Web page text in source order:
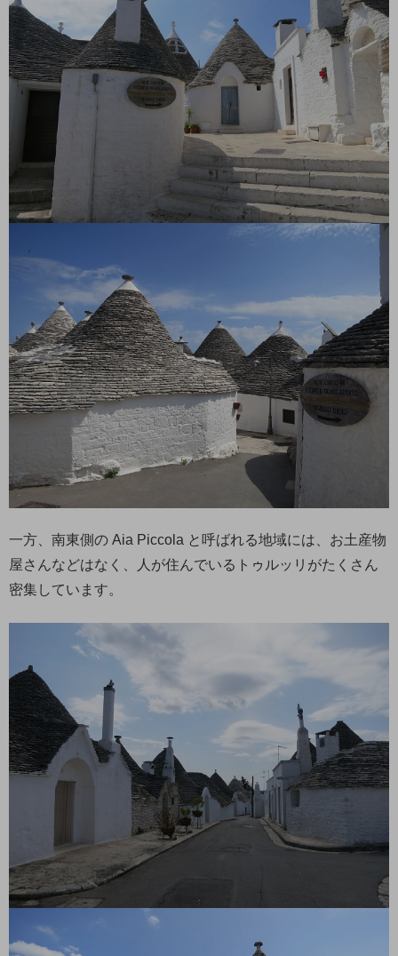
一方、南東側の Aia Piccola と呼ばれる地域には、お土産物
屋さんなどはなく、人が住んでいるトゥルッリがたくさん
密集しています。